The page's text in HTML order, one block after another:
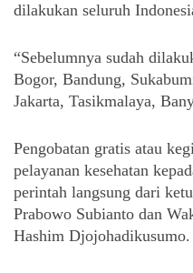
dilakukan seluruh
“Sebelumnya sudah
Bogor, Bandung,
Jakarta, Tasikmalaya,
Pengobatan gratis atau
pelayanan kesehatan
perintah langsung dari
Prabowo Subianto dan
Hashim Djojohadikusumo.